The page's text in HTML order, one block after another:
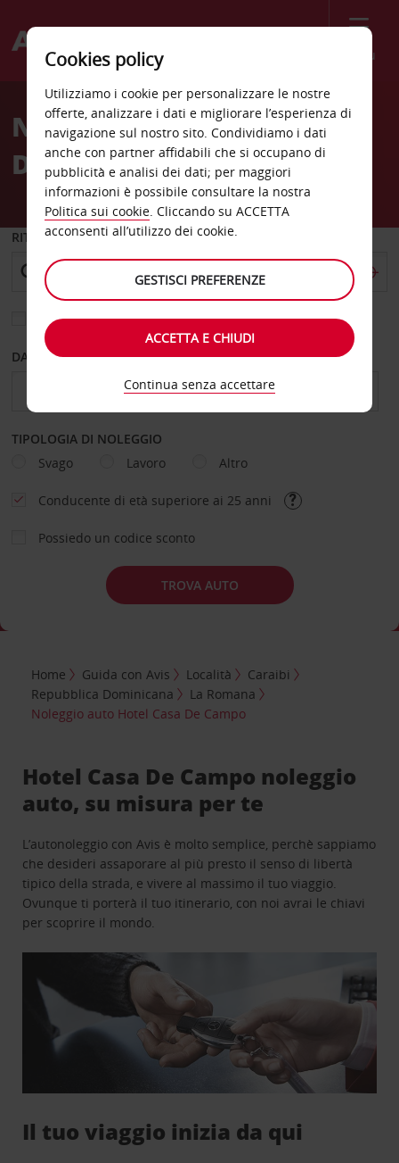
Menù
Welcome
AvisNoleggio auto Hotel Casa
De Campo
RITIRO DA
Scegli una località di riconsegna diversa
DAL GIORNO AL GIORNO
TIPOLOGIA DI NOLEGGIO
Svago
Lavoro Altro
Conducente di età superiore ai 25 anni
Possiedo un codice sconto
TROVA AUTO
Home Guida con Avis Località
Caraibi
Repubblica Dominicana
La Romana
Noleggio auto Hotel Casa De Campo
Hotel Casa De Campo noleggio
auto, su misura per te
L’autonoleggio con Avis è molto semplice, perchè sappiamo
che desideri assaporare al più presto il senso di libertà
tipico della strada, e vivere al massimo il tuo viaggio.
Ovunque ti porterà il tuo itinerario, con noi avrai le chiavi
per scoprire il mondo.
Il tuo viaggio inizia da qui
Cookies policy
Utilizziamo i cookie per personalizzare le nostre
offerte, analizzare i dati e migliorare l’esperienza di
navigazione sul nostro sito. Condividiamo i dati
anche con partner affidabili che si occupano di
pubblicità e analisi dei dati; per maggiori
informazioni è possibile consultare la nostra
Politica sui cookie. Cliccando su ACCETTA
acconsenti all’utilizzo dei cookie.
GESTISCI PREFERENZE
ACCETTA E CHIUDI
Continua senza accettare